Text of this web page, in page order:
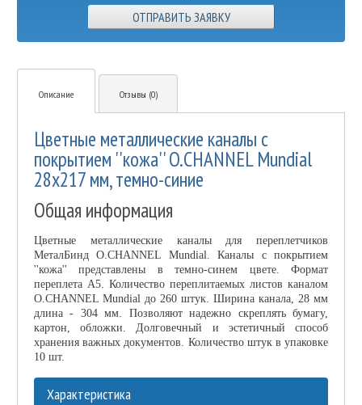
ОТПРАВИТЬ ЗАЯВКУ
Описание Отзывы (0)
Цветные металлические каналы с
покрытием ''кожа'' O.CHANNEL Mundial
28х217 мм, темно-синие
Общая информация
Цветные металлические каналы для переплетчиков
МеталБинд O.CHANNEL Mundial. Каналы с покрытием
''кожа'' представлены в темно-синем цвете. Формат
переплета А5. Количество переплитаемых листов каналом
O.CHANNEL Mundial до 260 штук. Ширина канала, 28 мм
длина - 304 мм. Позволяют надежно скреплять бумагу,
картон, обложки. Долговечный и эстетичный способ
хранения важных документов. Количество штук в упаковке
10 шт.
Характеристика